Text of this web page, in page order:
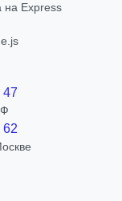
на Express
47
62